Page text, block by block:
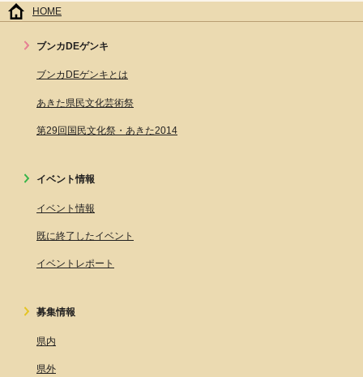
HOME
ブンカDEゲンキ
ブンカDEゲンキとは
あきた県民文化芸術祭
第29回国民文化祭・あきた2014
イベント情報
イベント情報
既に終了したイベント
イベントレポート
募集情報
県内
県外